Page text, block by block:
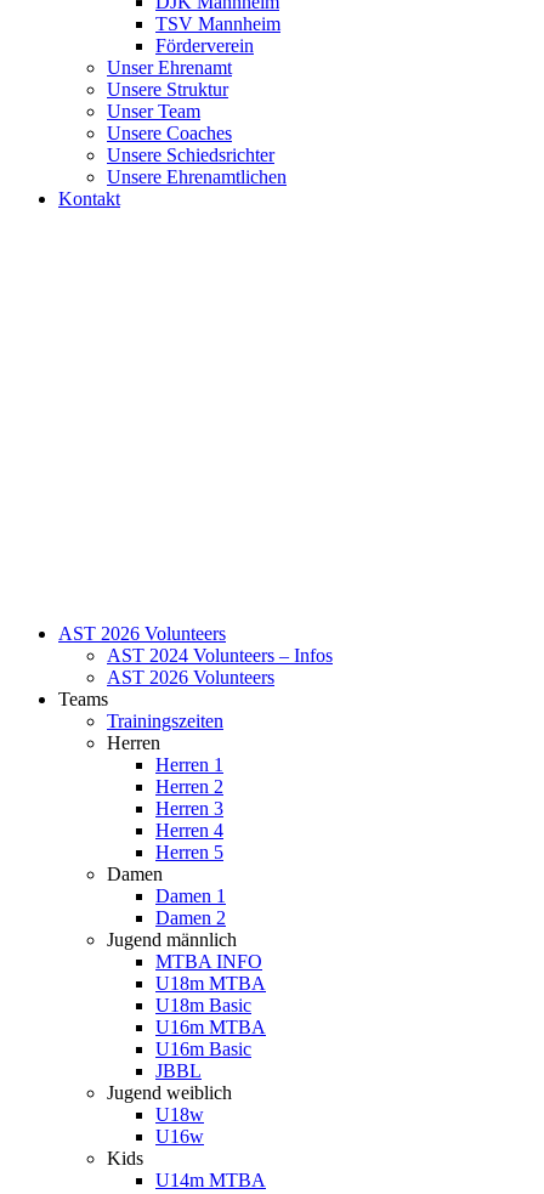
TSV Mannheim
Förderverein
Unser Ehrenamt
Unsere Struktur
Unser Team
Unsere Coaches
Unsere Schiedsrichter
Unsere Ehrenamtlichen
Kontakt
AST 2026 Volunteers
AST 2024 Volunteers – Infos
AST 2026 Volunteers
Teams
Trainingszeiten
Herren
Herren 1
Herren 2
Herren 3
Herren 4
Herren 5
Damen
Damen 1
Damen 2
Jugend männlich
MTBA INFO
U18m MTBA
U18m Basic
U16m MTBA
U16m Basic
JBBL
Jugend weiblich
U18w
U16w
Kids
U14m MTBA